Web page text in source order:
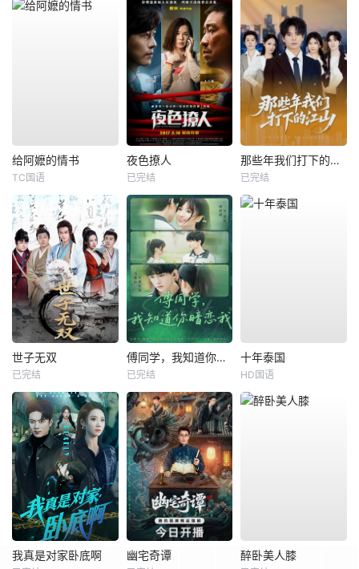
给阿嬷的情书
TC国语
夜色撩人
已完结
那些年我们打下的江山
已完结
世子无双
已完结
傅同学，我知道你暗恋我
已完结
十年泰国
HD国语
我真是对家卧底啊 幽宅奇谭 醉卧美人膝